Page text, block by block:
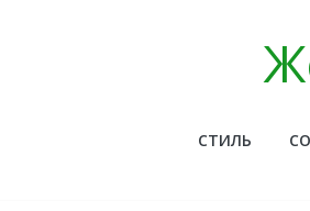
СТИЛЬ